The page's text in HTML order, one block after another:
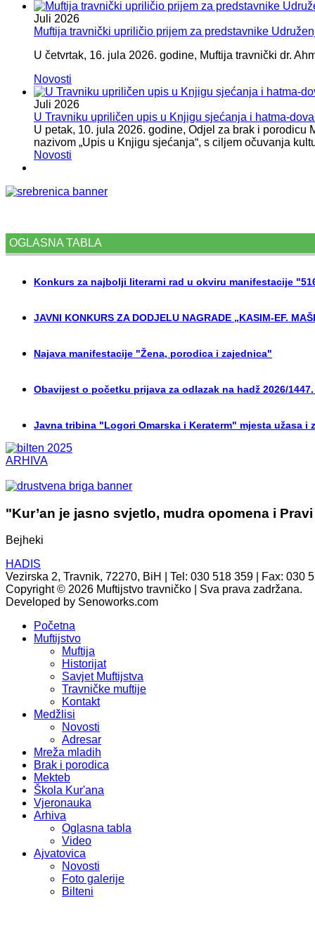
Juli 2026
Muftija travnički upriličio prijem za predstavnike
U četvrtak, 16. jula 2026. godine, Muftija travnički dr.
Novosti
Juli 2026
U Travniku upriličen upis u Knjigu sjećanja i hatma-
U petak, 10. jula 2026. godine, Odjel za brak i
nazivom „Upis u Knjigu sjećanja“, s ciljem očuvanja
Novosti
OGLASNA TABLA
Konkurs za najbolji literarni rad u okviru manifestacije
JAVNI KONKURS ZA DODJELU NAGRADE „KASIM-EF.
Najava manifestacije "Žena, porodica i zajednica"
Obavijest o početku prijava za odlazak na hadž 2026/
Javna tribina "Logori Omarska i Keraterm" mjesta užasa i
ARHIVA
"Kur’an je jasno svjetlo, mudra opomena i
Bejheki
HADIS
Vezirska 2, Travnik, 72270, BiH | Tel: 030 518 359 | Fax: 030
Copyright © 2026 Muftijstvo travničko | Sva prava zadržana.
Developed by Senoworks.com
Početna
Muftijstvo
Muftija
Historijat
Savjet Muftijstva
Travničke muftije
Kontakt
Medžlisi
Novosti
Adresar
Mreža mladih
Brak i porodica
Mekteb
Škola Kur'ana
Vjeronauka
Arhiva
Oglasna tabla
Video
Ajvatovica
Novosti
Foto galerije
Bilteni